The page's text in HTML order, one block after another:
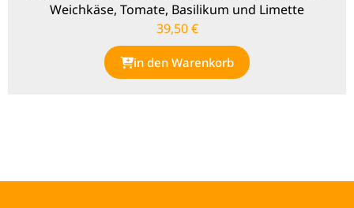
Weichkäse, Tomate, Basilikum und Limette
39,50€
in den Warenkorb